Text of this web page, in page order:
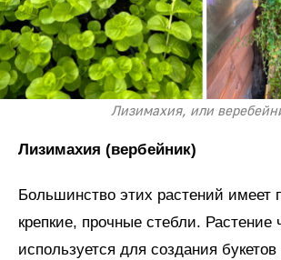
Лизимахия, или
Лизимахия (вербейник)
Большинство этих растений имеет
крепкие, прочные стебли. Растение
используется для создания